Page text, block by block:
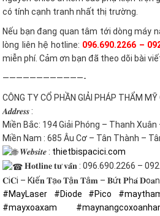
có tính cạnh tranh nhất thị trường.
Nếu bạn đang quan tâm tới dòng máy
lòng liên hệ hotline: 096.690.2266 –
miễn phí. Cảm ơn bạn đã theo dõi bài
————————————-
CÔNG TY CỔ PHẦN GIẢI PHÁP THẨM MỸ
𝑨𝒅𝒅𝒓𝒆𝒔𝒔 :
Miền Bắc: 194 Giải Phóng – Thanh Xuân
Miền Nam : 685 Âu Cơ – Tân Thành –
𝑾𝒆𝒃𝒔𝒊𝒕𝒆 : thietbispacici.com
𝐇𝐨𝐭𝐥𝐢𝐧𝐞 𝐭𝐮̛ 𝐯𝐚̂́𝐧 : 096.690.2266 –
𝐂i𝐂i – K𝐢ế𝐧 𝐓ạ𝐨 𝐓ậ𝐧 𝐓â𝐦 – 𝐁ứ𝐭 𝐏h𝐚́
#MayLaser
#Diode #Pico
#mayxoaxam